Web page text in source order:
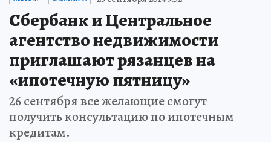
Сбербанк и Центральное
агентство недвижимости
приглашают рязанцев на
«ипотечную пятницу»
26 сентября все желающие смогут
получить консультацию по ипотечным
кредитам.